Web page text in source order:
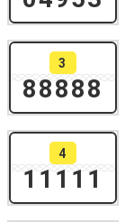
3
88888
4
11111